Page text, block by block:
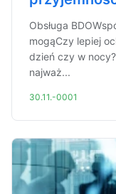
Obsługa
mogąCzy lepiej
dzień czy w
najważ...
30.11.-0001